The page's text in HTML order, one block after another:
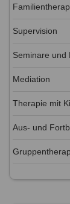
Supervision
Seminare und
Mediation
Therapie mit
Aus- und